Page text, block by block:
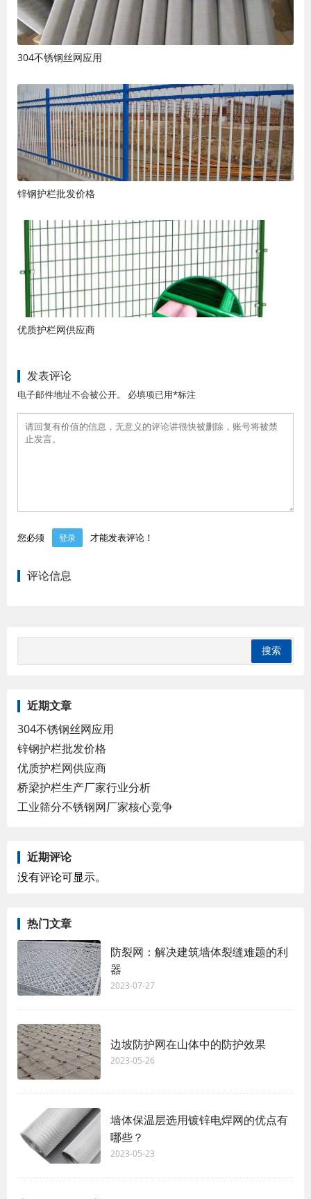
304不锈钢丝网应用
锌钢护栏批发价格
优质护栏网供应商
发表评论
电子邮件地址不会被公开。 必填项已用*标注
您必须 登录 才能发表评论！
评论信息
近期文章
304不锈钢丝网应用
锌钢护栏批发价格
优质护栏网供应商
桥梁护栏生产厂家行业分析
工业筛分不锈钢网厂家核心竞争
近期评论
没有评论可显示。
热门文章
防裂网：解决建筑墙体裂缝难题的利
器
2023-07-27
边坡防护网在山体中的防护效果
2023-05-26
墙体保温层选用镀锌电焊网的优点有
哪些？
2023-05-23